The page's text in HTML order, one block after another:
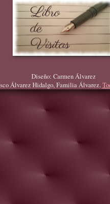
Diseño: Carmen Álvarez
Álvarez Hidalgo, Familia Álvarez.